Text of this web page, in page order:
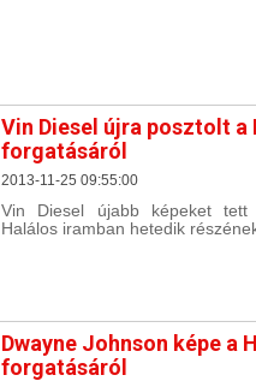
Vin Diesel újra posztolt a
forgatásáról
2013-11-25 09:55:00
Vin Diesel újabb képeket
Halálos iramban hetedik
Dwayne Johnson képe a
forgatásáról